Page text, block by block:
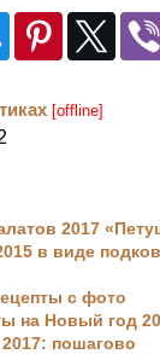
[offline]
2017
в виде
с фото
на Новый год
пошагово